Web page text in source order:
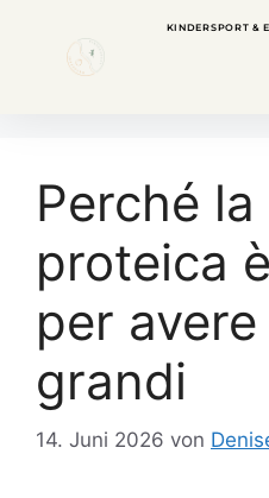
KINDERSPORT &
Perché
proteica
per
grandi
14. Juni 2026 von